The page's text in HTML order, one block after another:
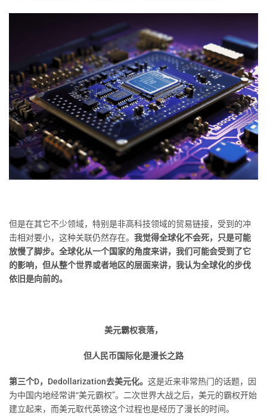
但是在其它不少领域，特别是非高科技领域的贸易链接，受到的冲
击相对要小，这种关联仍然存在。 我觉得全球化不会死，只是可能
放慢了脚步。全球化从一个国家的角度来讲，我们可能会受到了它
的影响，但从整个世界或者地区的层面来讲，我认为全球化的步伐
依旧是向前的。
美元霸权衰落，
但人民币国际化是漫长之路
第三个D，Dedollarization去美元化。 这是近来非常热门的话题，因
为中国内地经常讲“美元霸权”。二次世界大战之后，美元的霸权开始
建立起来，而美元取代英镑这个过程也是经历了漫长的时间。